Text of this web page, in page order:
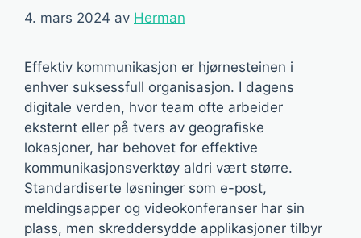
4. mars 2024 av Herman
Effektiv kommunikasjon er hjørnesteinen i
enhver suksessfull organisasjon. I dagens
digitale verden, hvor team ofte arbeider
eksternt eller på tvers av geografiske
lokasjoner, har behovet for effektive
kommunikasjonsverktøy aldri vært større.
Standardiserte løsninger som e-post,
meldingsapper og videokonferanser har sin
plass, men skreddersydde applikasjoner tilbyr